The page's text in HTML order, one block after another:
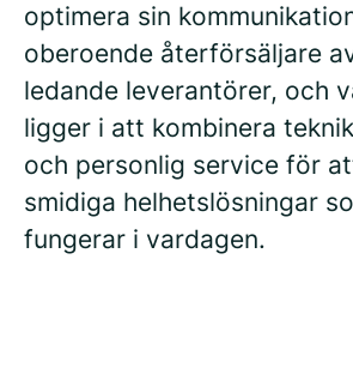
optimera sin
oberoende återförsäljare
ledande leverantörer, och
ligger i att kombinera
och personlig service för
smidiga helhetslösningar
fungerar i vardagen.